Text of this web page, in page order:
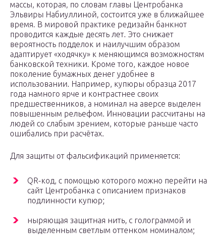
массы, которая, по словам главы Центробанка
Эльвиры Набиуллиной, состоится уже в ближайшее
время. В мировой практике редизайн банкнот
проводится каждые десять лет. Это снижает
вероятность подделок и наилучшим образом
адаптирует «ходячку» к меняющимся возможностям
банковской техники. Кроме того, каждое новое
поколение бумажных денег удобнее в
использовании. Например, купюры образца 2017
года намного ярче и контрастнее своих
предшественников, а номинал на аверсе выделен
повышенным рельефом. Инновации рассчитаны на
людей со слабым зрением, которые раньше часто
ошибались при расчётах.
Для защиты от фальсификаций применяется:
QR-код, с помощью которого можно перейти на
сайт Центробанка с описанием признаков
подлинности купюр;
ныряющая защитная нить, с голограммой и
выделенным светлым оттенком номиналом;